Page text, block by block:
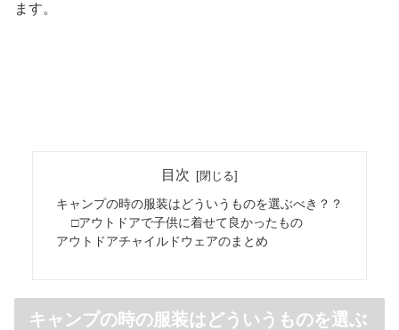
ます。
目次
キャンプの時の服装はどういうものを選ぶべき？？
□アウトドアで子供に着せて良かったもの
アウトドアチャイルドウェアのまとめ
キャンプの時の服装はどういうものを選ぶ